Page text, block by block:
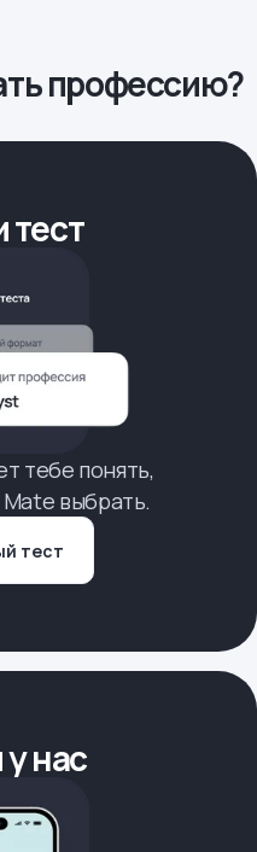
профессию?
тест
тебе понять,
выбрать.
тест
нас